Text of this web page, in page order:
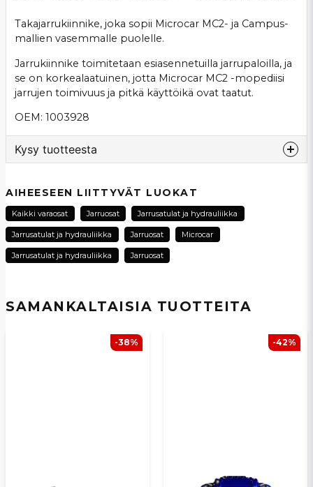
SAMANKALTAISIA ​​TUOTTEITA
-38% -42%
Takajarrukiinnike, joka sopii Microcar MC2- ja Campus-
mallien vasemmalle puolelle.
Jarrukiinnike toimitetaan esiasennetuilla jarrupaloilla, ja
se on korkealaatuinen, jotta Microcar MC2 -mopediisi
jarrujen toimivuus ja pitkä käyttöikä ovat taatut.
OEM: 1003928
Kysy tuotteesta
Kysy meiltä tästä tuotteesta...
name
Nimi
email
Sähköpostiosoite
AIHEESEEN LIITTYVÄT LUOKAT
Kaikki varaosat Jarruosat Jarrusatulat ja hydrauliikka
Jarrusatulat ja hydrauliikka Jarruosat Microcar
Jarrusatulat ja hydrauliikka Jarruosat